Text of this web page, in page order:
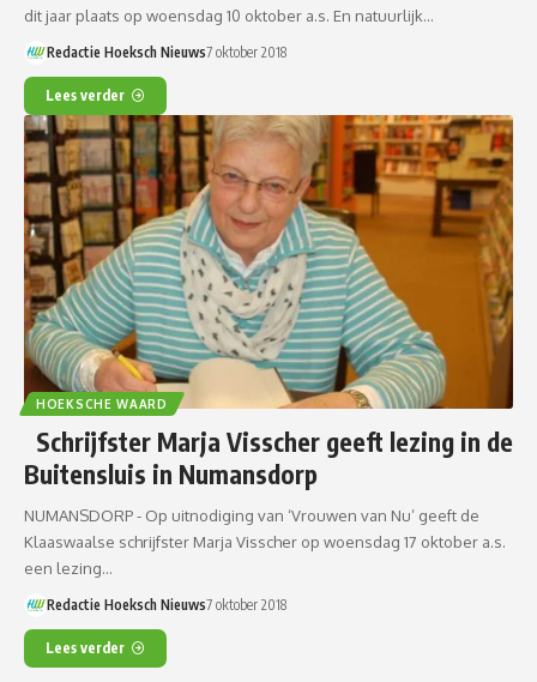
dit jaar plaats op woensdag 10 oktober a.s. En natuurlijk…
Redactie Hoeksch Nieuws7 oktober 2018
Lees verder
HOEKSCHE WAARD
Schrijfster Marja Visscher geeft lezing in de
Buitensluis in Numansdorp
NUMANSDORP - Op uitnodiging van ‘Vrouwen van Nu’ geeft de
Klaaswaalse schrijfster Marja Visscher op woensdag 17 oktober a.s.
een lezing…
Redactie Hoeksch Nieuws7 oktober 2018
Lees verder